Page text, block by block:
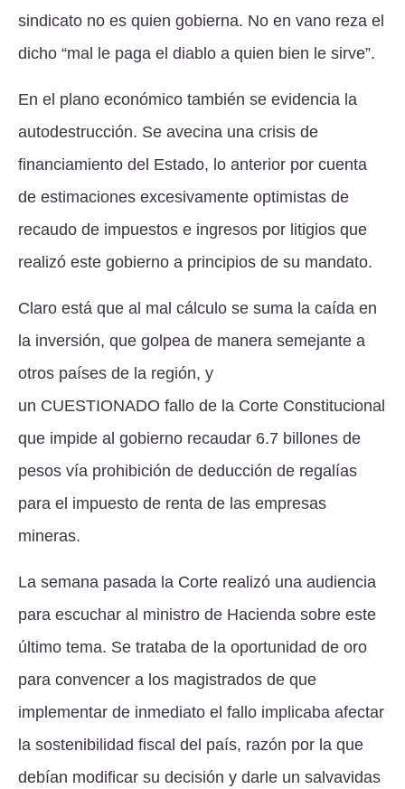
sindicato no es quien gobierna. No en vano reza el
dicho “mal le paga el diablo a quien bien le sirve”.
En el plano económico también se evidencia la
autodestrucción. Se avecina una crisis de
financiamiento del Estado, lo anterior por cuenta
de estimaciones excesivamente optimistas de
recaudo de impuestos e ingresos por litigios que
realizó este gobierno a principios de su mandato.
Claro está que al mal cálculo se suma la caída en
la inversión, que golpea de manera semejante a
otros países de la región, y
un CUESTIONADO fallo de la Corte Constitucional
que impide al gobierno recaudar 6.7 billones de
pesos vía prohibición de deducción de regalías
para el impuesto de renta de las empresas
mineras.
La semana pasada la Corte realizó una audiencia
para escuchar al ministro de Hacienda sobre este
último tema. Se trataba de la oportunidad de oro
para convencer a los magistrados de que
implementar de inmediato el fallo implicaba afectar
la sostenibilidad fiscal del país, razón por la que
debían modificar su decisión y darle un salvavidas